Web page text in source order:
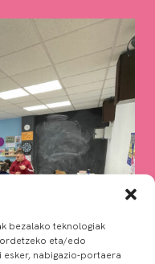
bezalako teknologiak
eta/edo
nabigazio-portaera